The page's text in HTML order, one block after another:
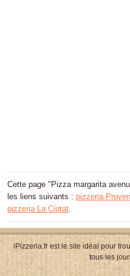
Cette page "Pizza margarita
les liens suivants : pizzeria
pizzeria La Ciotat
iPizzeria.fr est le site idéal pour
tous les